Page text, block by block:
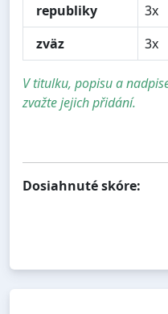
republiky
3x
zväz
3x
V titulku, popisu a
zvažte jejich přidání.
Dosiahnuté skóre: